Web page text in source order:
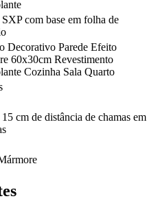
com base em folha de
Decorativo Parede Efeito
60x30cm Revestimento
Cozinha Sala Quarto
cm de distância de chamas em